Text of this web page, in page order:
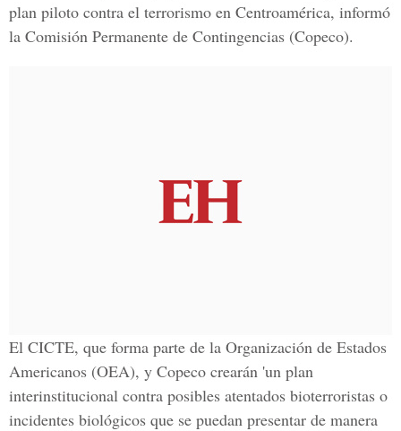
plan piloto contra el terrorismo en Centroamérica, informó
la Comisión Permanente de Contingencias (Copeco).
El CICTE, que forma parte de la Organización de Estados
Americanos (OEA), y Copeco crearán 'un plan
interinstitucional contra posibles atentados bioterroristas o
incidentes biológicos que se puedan presentar de manera